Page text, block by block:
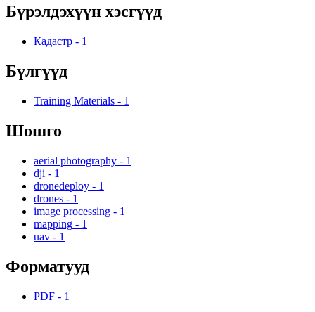
Бүрэлдэхүүн хэсгүүд
Кадастр - 1
Бүлгүүд
Training Materials - 1
Шошго
aerial photography - 1
dji - 1
dronedeploy - 1
drones - 1
image processing - 1
mapping - 1
uav - 1
Форматууд
PDF - 1